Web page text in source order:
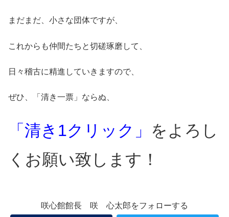
まだまだ、小さな団体ですが、
これからも仲間たちと切磋琢磨して、
日々稽古に精進していきますので、
ぜひ、「清き一票」ならぬ、
「清き1クリック」 をよろし
くお願い致します！
咲心館館長 咲 心太郎をフォローする